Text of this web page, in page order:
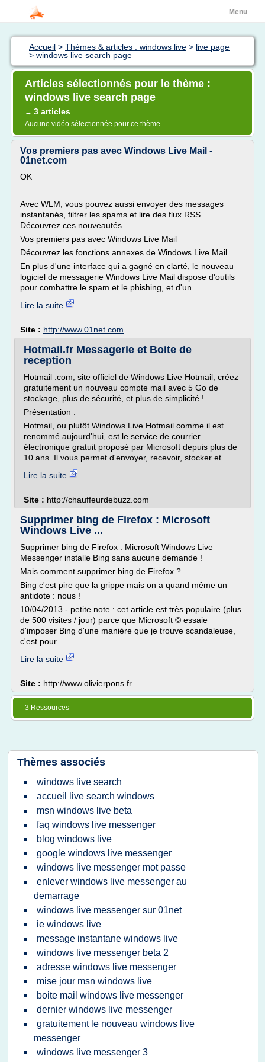
Menu
Accueil > Thèmes & articles : windows live > live page
> windows live search page
Articles sélectionnés pour le thème :
windows live search page
→ 3 articles
Aucune vidéo sélectionnée pour ce thème
Vos premiers pas avec Windows Live Mail -
01net.com
OK
Avec WLM, vous pouvez aussi envoyer des messages
instantanés, filtrer les spams et lire des flux RSS.
Découvrez ces nouveautés.
Vos premiers pas avec Windows Live Mail
Découvrez les fonctions annexes de Windows Live Mail
En plus d'une interface qui a gagné en clarté, le nouveau
logiciel de messagerie Windows Live Mail dispose d'outils
pour combattre le spam et le phishing, et d'un...
Lire la suite
Site : http://www.01net.com
Hotmail.fr Messagerie et Boite de
reception
Hotmail .com, site officiel de Windows Live Hotmail, créez
gratuitement un nouveau compte mail avec 5 Go de
stockage, plus de sécurité, et plus de simplicité !
Présentation :
Hotmail, ou plutôt Windows Live Hotmail comme il est
renommé aujourd'hui, est le service de courrier
électronique gratuit proposé par Microsoft depuis plus de
10 ans. Il vous permet d'envoyer, recevoir, stocker et...
Lire la suite
Site : http://chauffeurdebuzz.com
Supprimer bing de Firefox : Microsoft
Windows Live ...
Supprimer bing de Firefox : Microsoft Windows Live
Messenger installe Bing sans aucune demande !
Mais comment supprimer bing de Firefox ?
Bing c'est pire que la grippe mais on a quand même un
antidote : nous !
10/04/2013 - petite note : cet article est très populaire (plus
de 500 visites / jour) parce que Microsoft © essaie
d'imposer Bing d'une manière que je trouve scandaleuse,
c'est pour...
Lire la suite
Site : http://www.olivierpons.fr
3 Ressources
Thèmes associés
windows live search
accueil live search windows
msn windows live beta
faq windows live messenger
blog windows live
google windows live messenger
windows live messenger mot passe
enlever windows live messenger au
demarrage
windows live messenger sur 01net
ie windows live
message instantane windows live
windows live messenger beta 2
adresse windows live messenger
mise jour msn windows live
boite mail windows live messenger
dernier windows live messenger
gratuitement le nouveau windows live
messenger
windows live messenger 3